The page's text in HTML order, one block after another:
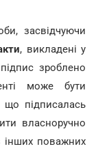
засвідчуючи
, викладені у
зроблено
може бути
що підписалась
власноручно
інших поважних